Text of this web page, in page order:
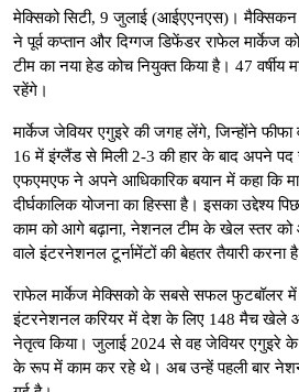
मेक्सिको सिटी, 9 जुलाई (आईएएनएस)।
ने पूर्व कप्तान और दिग्गज डिफेंडर राफेल मार्केज
टीम का नया हेड कोच नियुक्त किया है। 47
रहेंगे।
मार्केज जेवियर एगुइरे की जगह लेंगे, जिन्होंने
16 में इंग्लैंड से मिली 2-3 की हार के बाद अपने पद
एफएमएफ ने अपने आधिकारिक बयान में कहा कि
दीर्घकालिक योजना का हिस्सा है। इसका उद्देश्य
काम को आगे बढ़ाना, नेशनल टीम के खेल स्तर
वाले इंटरनेशनल टूर्नामेंटों की बेहतर तैयारी करना
राफेल मार्केज मेक्सिको के सबसे सफल फुटबॉलर में
इंटरनेशनल करियर में देश के लिए 148 मैच खेले
नेतृत्व किया। जुलाई 2024 से वह जेवियर एगुइरे
के रूप में काम कर रहे थे। अब उन्हें पहली बार नेशनल